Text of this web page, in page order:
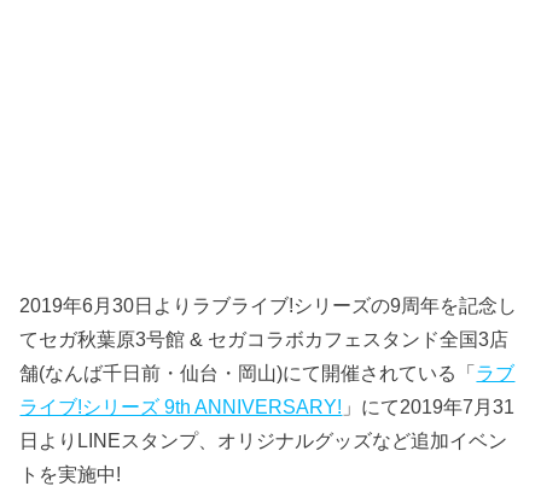
2019年6月30日よりラブライブ!シリーズの9周年を記念し
てセガ秋葉原3号館 & セガコラボカフェスタンド全国3店
舗(なんば千日前・仙台・岡山)にて開催されている「ラブ
ライブ!シリーズ 9th ANNIVERSARY! 」にて2019年7月31
日よりLINEスタンプ、オリジナルグッズなど追加イベン
トを実施中!